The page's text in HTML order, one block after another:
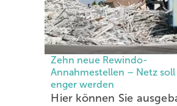
Zehn neue Rewindo-
Annahmestellen – Netz soll
enger werden
Hier können Sie